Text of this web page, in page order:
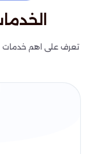
تعرف على اهم خدمات